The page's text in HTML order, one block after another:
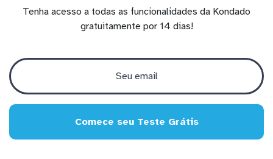
Tenha acesso a todas as funcionalidades da Kondado
gratuitamente por 14 dias!
Comece seu Teste Grátis